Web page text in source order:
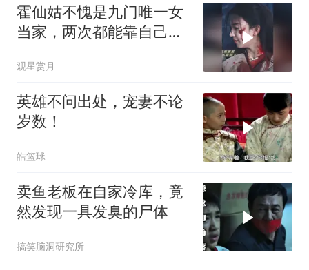
霍仙姑不愧是九门唯一女
当家，两次都能靠自己逆
观星赏月
英雄不问出处，宠妻不论
岁数！
皓篮球
卖鱼老板在自家冷库，竟
然发现一具发臭的尸体
搞笑脑洞研究所